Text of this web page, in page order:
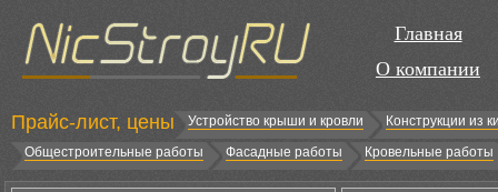
Главная
О компании
Прайс-лист, цены Устройство крыши и кровли
Конструкции из
Общестроительные работы
Фасадные работы Кровельные работы